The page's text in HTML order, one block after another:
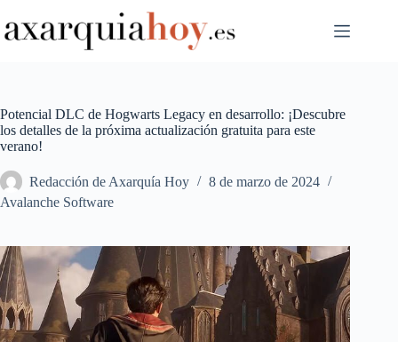
al
contenido
Potencial DLC de Hogwarts Legacy en desarrollo: ¡Descubre
los detalles de la próxima actualización gratuita para este
verano!
Redacción de Axarquía Hoy
8 de marzo de 2024
Avalanche Software